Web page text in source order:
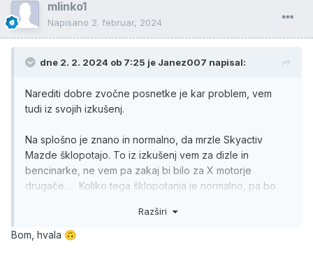
mlinko1
Napisano 2. februar, 2024
dne 2. 2. 2024 ob 7:25 je Janez007 napisal:
Narediti dobre zvočne posnetke je kar problem, vem
tudi iz svojih izkušenj.
Na splošno je znano in normalno, da mrzle Skyactiv
Mazde šklopotajo. To iz izkušenj vem za dizle in
bencinarke, ne vem pa zakaj bi bilo za X motorje
drugače ... Koliko tega šklopotanja je normalno, pa bo
Razširi
Bom, hvala 🙃